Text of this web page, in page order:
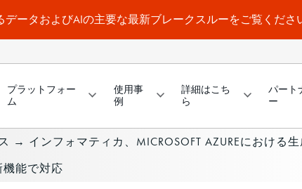
データおよびAIの主要な最新ブレークスルーをご覧くださ
プラットフォー
ム
使用事
例
詳細はこち
ら
パート
ー
→ インフォマティカ、MICROSOFT AZUREにおける
能で対応